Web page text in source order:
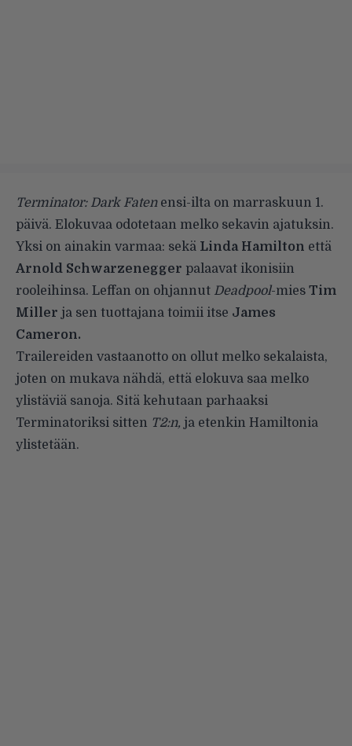
Terminator: Dark Fatenensi-ilta on marraskuun 1.
päivä. Elokuvaa odotetaan melko sekavin ajatuksin.
Yksi on ainakin varmaa: sekä Linda Hamilton että
Arnold Schwarzenegger palaavat ikonisiin
rooleihinsa. Leffan on ohjannut Deadpool-mies Tim
Miller ja sen tuottajana toimii itse James
Cameron.
Trailereiden vastaanotto on ollut melko sekalaista,
joten on mukava nähdä, että elokuva saa melko
ylistäviä sanoja. Sitä kehutaan parhaaksi
Terminatoriksi sitten T2:n, ja etenkin Hamiltonia
ylistetään.